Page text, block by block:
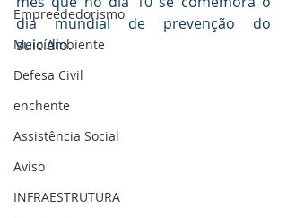
Empreededorismo
Meio Ambiente
Defesa Civil
enchente
Assistência Social
Aviso
INFRAESTRUTURA
dia mundial de prevenção do
suicídio.